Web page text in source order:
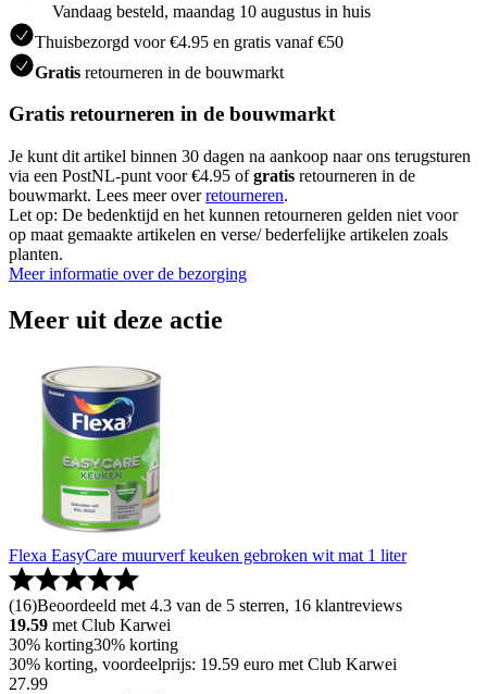
Vandaag besteld, maandag 10 augustus in huis
Thuisbezorgd voor €4.95 en gratis vanaf €50
Gratis retourneren in de bouwmarkt
Gratis retourneren in de bouwmarkt
Je kunt dit artikel binnen 30 dagen na aankoop naar ons terugsturen
via een PostNL-punt voor €4.95 ofgratis retourneren in de
bouwmarkt. Lees meer overretourneren.
Let op: De bedenktijd en het kunnen retourneren gelden niet voor
op maat gemaakte artikelen en verse/ bederfelijke artikelen zoals
planten.
Meer informatie over de bezorging
Meer uit deze actie
Flexa EasyCare muurverf keuken gebroken wit mat 1 liter
(16)Beoordeeld met 4.3 van de 5 sterren, 16 klantreviews
19.59 met Club Karwei
30% korting30% korting
30% korting, voordeelprijs: 19.59 euro met Club Karwei
27.99